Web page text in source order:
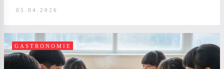
05.04.2026
GASTRONOMIE